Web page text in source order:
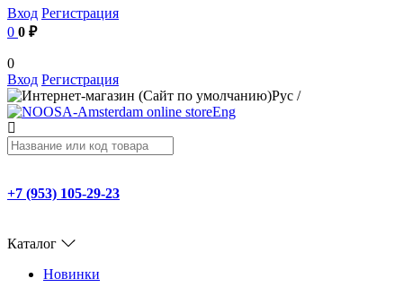
Вход Регистрация
0 0 ₽
0
Вход Регистрация
Рус /
Eng
+7 (953) 105-29-23
Каталог
Новинки